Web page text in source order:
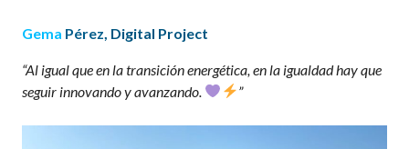
Gema Pérez , Digital Project
“Al igual que en la transición energética, en la igualdad hay que
seguir innovando y avanzando.
”